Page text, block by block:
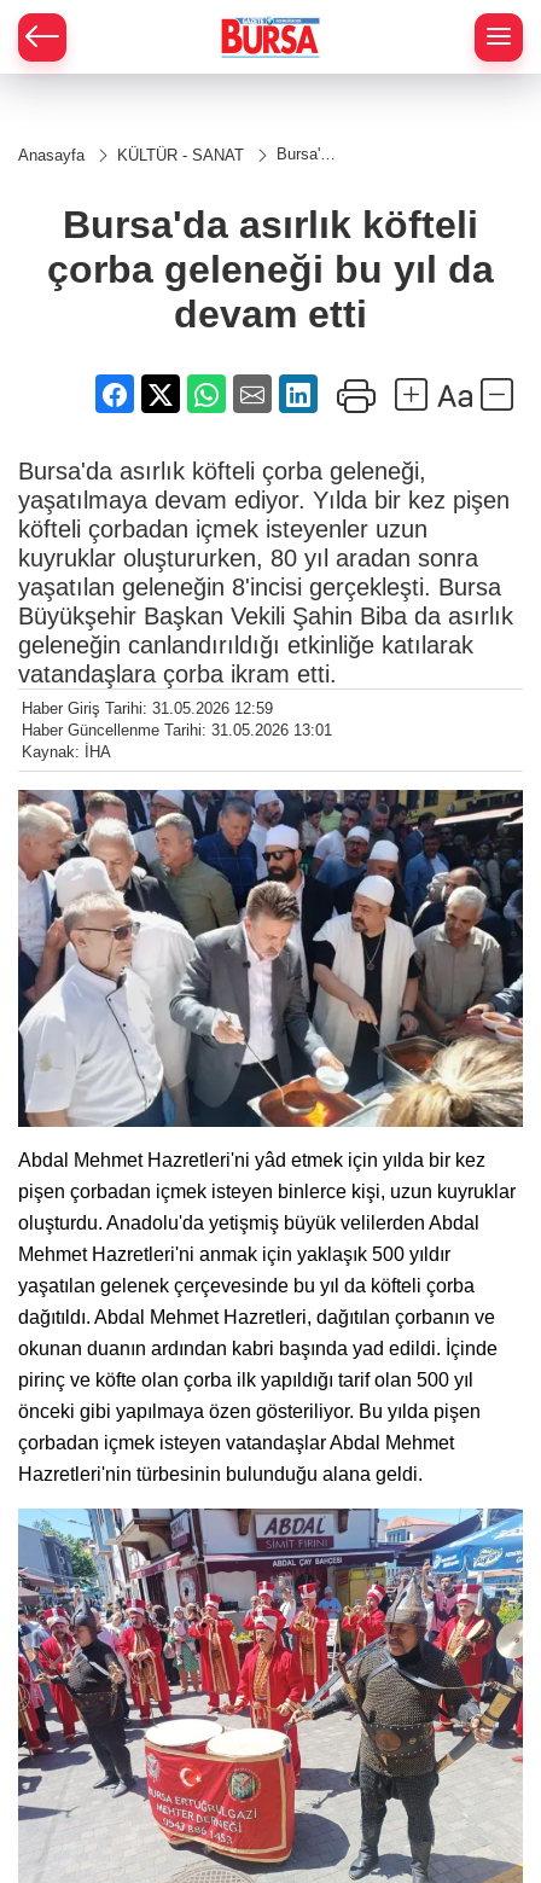
Anasayfa KÜLTÜR - SANAT
Bursa'da
çorba
geleneği
devam
etti
Bursa'da asırlık köfteli
çorba geleneği bu yıl da
devam etti
Bursa'da asırlık köfteli çorba geleneği,
yaşatılmaya devam ediyor. Yılda bir kez pişen
köfteli çorbadan içmek isteyenler uzun
kuyruklar oluştururken, 80 yıl aradan sonra
yaşatılan geleneğin 8'incisi gerçekleşti. Bursa
Büyükşehir Başkan Vekili Şahin Biba da asırlık
geleneğin canlandırıldığı etkinliğe katılarak
vatandaşlara çorba ikram etti.
Haber Giriş Tarihi: 31.05.2026 12:59
Haber Güncellenme Tarihi: 31.05.2026 13:01
Kaynak: İHA
Abdal Mehmet Hazretleri'ni yâd etmek için yılda bir kez
pişen çorbadan içmek isteyen binlerce kişi, uzun kuyruklar
oluşturdu. Anadolu'da yetişmiş büyük velilerden Abdal
Mehmet Hazretleri'ni anmak için yaklaşık 500 yıldır
yaşatılan gelenek çerçevesinde bu yıl da köfteli çorba
dağıtıldı. Abdal Mehmet Hazretleri, dağıtılan çorbanın ve
okunan duanın ardından kabri başında yad edildi. İçinde
pirinç ve köfte olan çorba ilk yapıldığı tarif olan 500 yıl
önceki gibi yapılmaya özen gösteriliyor. Bu yılda pişen
çorbadan içmek isteyen vatandaşlar Abdal Mehmet
Hazretleri'nin türbesinin bulunduğu alana geldi.